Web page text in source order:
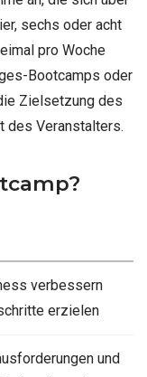
sechs oder acht
pro Woche
Bootcamps oder
Zielsetzung des
des Veranstalters.
verbessern
erzielen
und